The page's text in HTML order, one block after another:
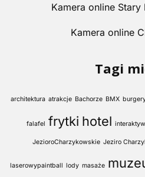
Kamera online Stary
Kamera online
Tagi
architektura atrakcje Bachorze BMX
falafel frytki hotel
JezioroCharzykowskie Jeziro
laserowypaintball lody masaże